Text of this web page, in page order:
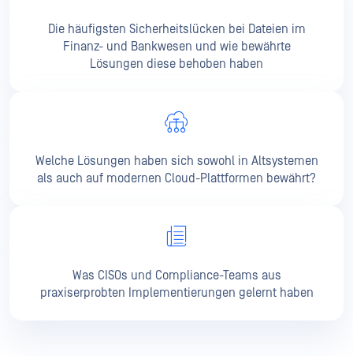
Die häufigsten Sicherheitslücken bei Dateien im
Finanz- und Bankwesen und wie bewährte
Lösungen diese behoben haben
Welche Lösungen haben sich sowohl in Altsystemen
als auch auf modernen Cloud-Plattformen bewährt?
Was CISOs und Compliance-Teams aus
praxiserprobten Implementierungen gelernt haben